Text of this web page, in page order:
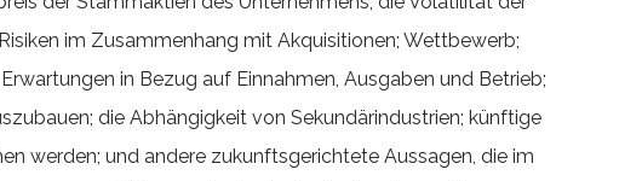
im Zusammenhang mit Akquisitionen; Wettbewerb;
in Bezug auf Einnahmen, Ausgaben und Betrieb;
die Abhängigkeit von Sekundärindustrien; künftige
werden; und andere zukunftsgerichtete Aussagen, die im